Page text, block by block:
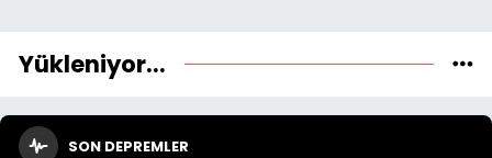
Yükleniyor...
SON DEPREMLER